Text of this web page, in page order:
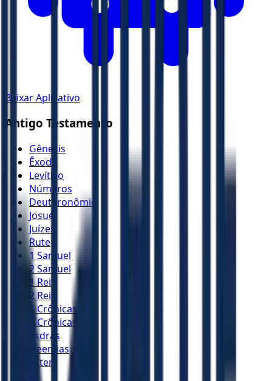
Baixar Aplicativo
Antigo Testamento
Gênesis
Êxodo
Levítico
Números
Deuteronômio
Josué
Juízes
Rute
1 Samuel
2 Samuel
1 Reis
2 Reis
1 Crônicas
2 Crônicas
Esdras
Neemias
Ester